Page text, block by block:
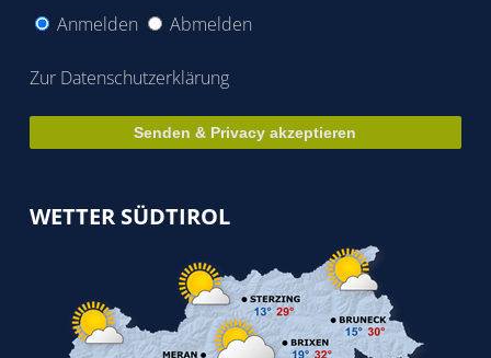
Anmelden Abmelden
Zur Datenschutzerklärung
WETTER SÜDTIROL